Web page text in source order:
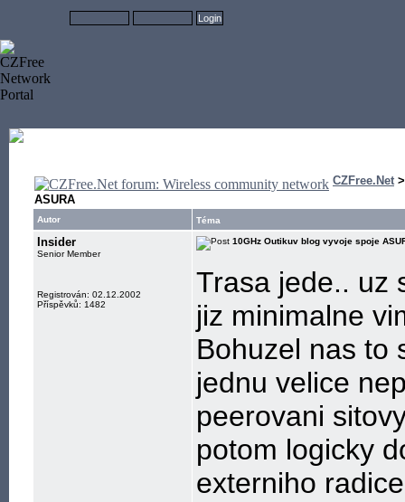
CZFree.Net
ASURA
Autor Téma
Insider
Senior Member
Registrován: 02.12.2002
Příspěvků: 1482
10GHz Outikuv blog vyvoje spoje
Trasa jede.. uz
jiz minimalne
Bohuzel nas to
jednu velice
peerovani
potom logicky
externiho